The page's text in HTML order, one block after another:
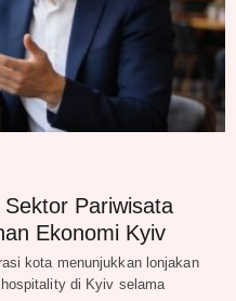
Pariwisata
Ekonomi Kyiv
kota menunjukkan lonjakan
di Kyiv selama